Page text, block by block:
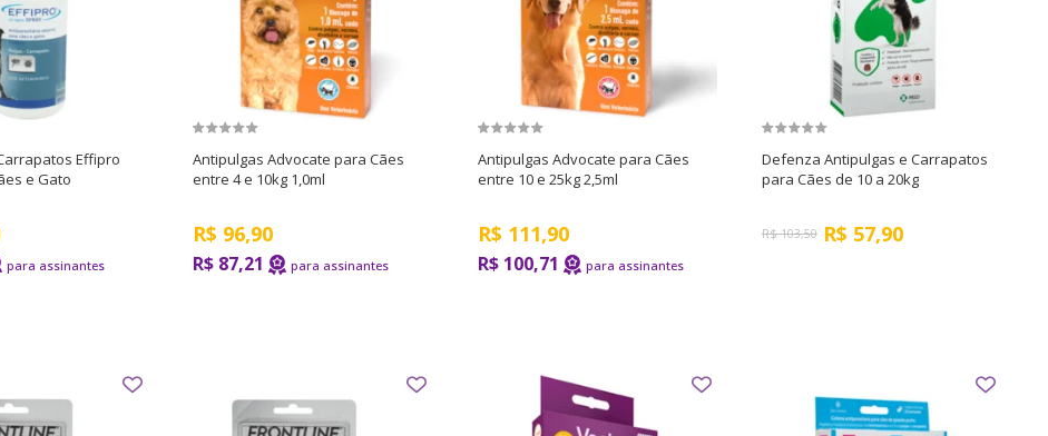
Effipro
e Gato
Antipulgas Advocate para Cães
entre 4 e 10kg 1,0ml
R$ 96,90
R$ 87,21
Antipulgas Advocate para Cães
entre 10 e 25kg 2,5ml
R$ 111,90
R$ 100,71
Defenza Antipulgas e Carrapatos
para Cães de 10 a 20kg
R$ 103,50 R$ 57,90